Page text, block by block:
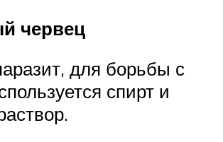
червец
для борьбы с
спирт и